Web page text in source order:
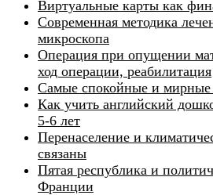
Виртуальные карты как
Современная методика
микроскопа
Операция при опущении
ход операции, реабилитация
Самые спокойные и мирные
Как учить английский
5-6 лет
Перенаселение и
связаны
Пятая республика и
Франции